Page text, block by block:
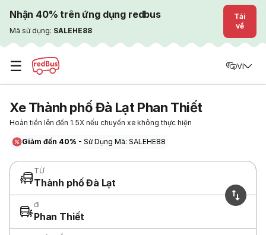
Nhận 40% trên ứng dụng redbus
Mã sử dụng: SALEHE88
Tải
về
☰ VI
Xe Thành phố Đà Lạt Phan Thiết
Hoàn tiền lên đến 1.5X nếu chuyến xe không thực hiện
Giảm đến 40% - Sử Dụng Mã: SALEHE88
TỪ
Thành phố Đà Lạt
đi
Phan Thiết